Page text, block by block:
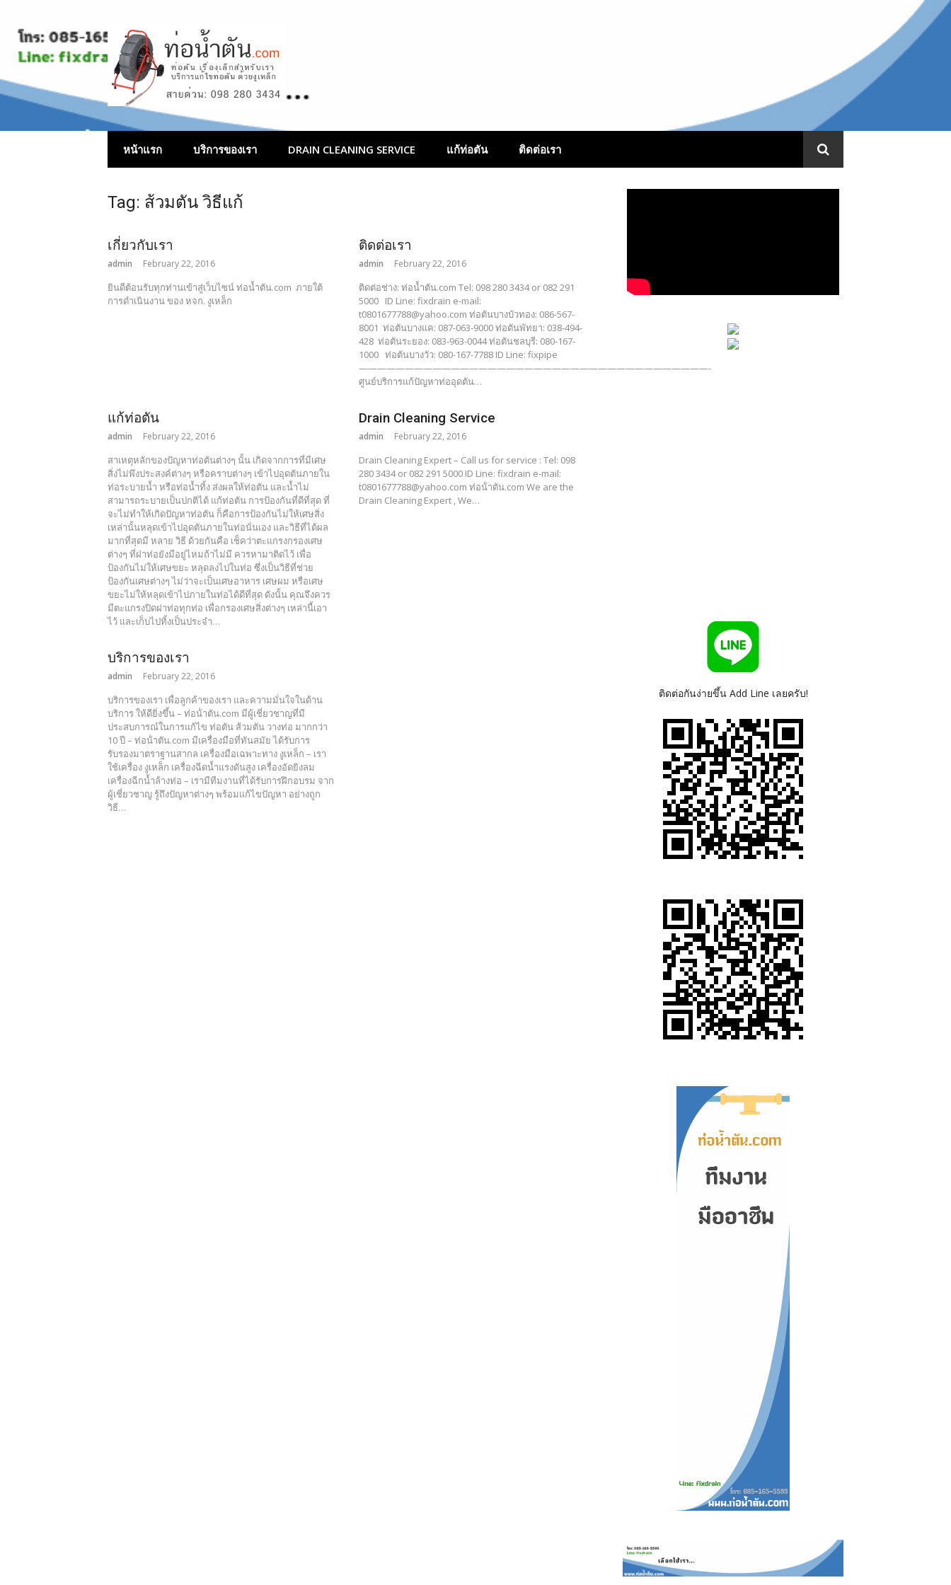
content
บริการแก้ไขท่อน้ำตัน ด้วยงูเหล็ก | www.ท่อน้ําตัน.com
หน้าแรก บริการของเรา DRAIN CLEANING SERVICE แก้ท่อตัน ติดต่อเรา
Tag: ส้วมตัน วิธีแก้
เกี่ยวกับเรา
admin February 22, 2016
ยินดีต้อนรับทุกท่านเข้าสู่เว็บไซน์ ท่อน้ำตัน.com ภายใต้
การดำเนินงาน ของ หจก. งูเหล็ก
ติดต่อเรา
admin February 22, 2016
ติดต่อช่าง: ท่อน้ำตัน.com Tel: 098 280 3434 or 082 291
5000 ID Line: fixdrain e-mail:
t0801677788@yahoo.com ท่อตันบางบัวทอง: 086-567-
8001 ท่อตันบางแค: 087-063-9000 ท่อตันพัทยา: 038-494-
428 ท่อตันระยอง: 083-963-0044 ท่อตันชลบุรี: 080-167-
1000 ท่อตันบางวัว: 080-167-7788 ID Line: fixpipe
——————————————————————————————————————-
ศูนย์บริการแก้ปัญหาท่ออุดตัน…
แก้ท่อตัน
admin February 22, 2016
สาเหตุหลักของปัญหาท่อตันต่างๆ นั้น เกิดจากการที่มีเศษ
สิ่งไม่พึงประสงค์ต่างๆ หรือคราบต่างๆ เข้าไปอุดตันภายใน
ท่อระบายน้ำ หรือท่อน้ำทิ้ง ส่งผลให้ท่อตัน และน้ำไม่
สามารถระบายเป็นปกติได้ แก้ท่อตัน การป้องกันที่ดีที่สุด ที่
จะไม่ทำให้เกิดปัญหาท่อตัน ก็คือการป้องกันไม่ให้เศษสิ่ง
เหล่านั้นหลุดเข้าไปอุดตันภายในท่อนั่นเอง และวิธีที่ได้ผล
มากที่สุดมี หลาย วิธี ด้วยกันคือ เช็คว่าตะแกรงกรองเศษ
ต่างๆ ที่ฝาท่อยังมีอยู่ไหมถ้าไม่มี ควรหามาติดไว้ เพื่อ
ป้องกันไม่ให้เศษขยะ หลุดลงไปในท่อ ซึ่งเป็นวิธีที่ช่วย
ป้องกันเศษต่างๆ ไม่ว่าจะเป็นเศษอาหาร เศษผม หรือเศษ
ขยะไม่ให้หลุดเข้าไปภายในท่อได้ดีที่สุด ดังนั้น คุณจึงควร
มีตะแกรงปิดฝาท่อทุกท่อ เพื่อกรองเศษสิ่งต่างๆ เหล่านี้เอา
ไว้ และเก็บไปทิ้งเป็นประจำ…
Drain Cleaning Service
admin February 22, 2016
Drain Cleaning Expert – Call us for service : Tel: 098
280 3434 or 082 291 5000 ID Line: fixdrain e-mail:
t0801677788@yahoo.com ท่อน้ําตัน.com We are the
Drain Cleaning Expert , We…
บริการของเรา
admin February 22, 2016
บริการของเรา เพื่อลูกค้าของเรา และความมั่นใจในด้าน
บริการ ให้ดียิ่งขึ้น – ท่อน้ําตัน.com มีผู้เชี่ยวชาญที่มี
ประสบการณ์ในการแก้ไข ท่อตัน ส้วมตัน วางท่อ มากกว่า
10 ปี – ท่อน้ําตัน.com มีเครื่องมือที่ทันสมัย ได้รับการ
รับรองมาตราฐานสากล เครื่องมือเฉพาะทาง งูเหล็ก – เรา
ใช้เครื่อง งูเหล็ก เครื่องฉีดน้ำแรงดันสูง เครื่องอัดยิงลม
เครื่องฉีกน้ำล้างท่อ – เรามีทีมงานที่ได้รับการฝึกอบรม จาก
ผู้เชี่ยวชาญ รู้ถึงปัญหาต่างๆ พร้อมแก้ไขปัญหา อย่างถูก
วิธี…
ติดต่อกันง่ายขึ้น Add Line เลยครับ!